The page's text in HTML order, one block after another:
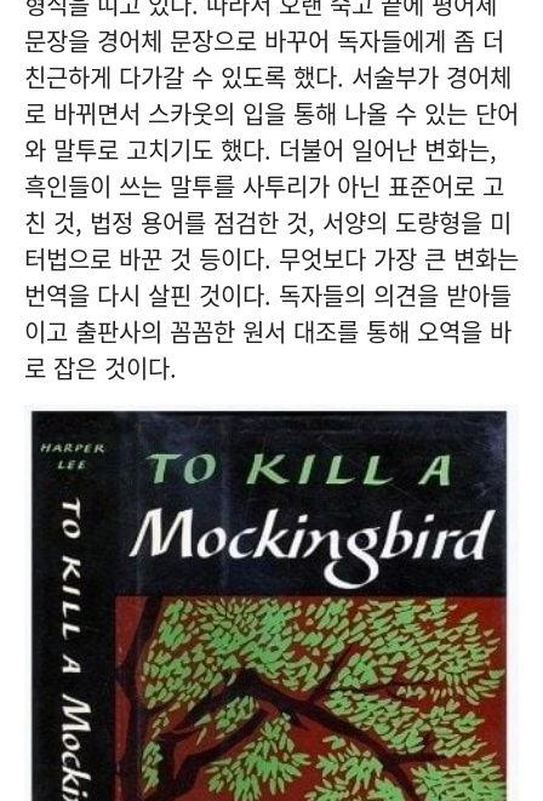
문장을 경어체 문장으로 바꾸어 독자들에게 좀 더
친근하게 다가갈 수 있도록 했다. 서술부가 경어체
로 바뀌면서 스카웃의 입을 통해 나올 수 있는 단어
와 말투로 고치기도 했다. 더불어 일어난 변화는,
흑인들이 쓰는 말투를 사투리가 아닌 표준어로 고
친 것, 법정 용어를 점검한 것, 서양의 도량형을 미
터법으로 바꾼 것 등이다. 무엇보다 가장 큰 변화는
번역을 다시 살핀 것이다. 독자들의 의견을 받아들
이고 출판사의 꼼꼼한 원서 대조를 통해 오역을 바
로 잡은 것이다.